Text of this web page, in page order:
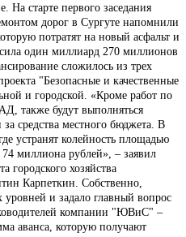
На старте первого заседания
дорог в Сургуте напомнили
потратят на новый асфальт и
один миллиард 270 миллионов
сложилось из трех
"Безопасные и качественные
и городской. «Кроме работ по
также будут выполняться
средства местного бюджета. В
устранят колейность площадью
миллиона рублей», – заявил
городского хозяйства
Карпеткин. Собственно,
и задало главный вопрос
компании "ЮВиC" –
аванса, которую получают